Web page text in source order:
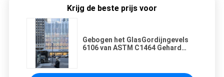
Krijg de beste prijs voor
Gebogen het GlasGordijngevels
6106 van ASTM C1464 Gehard